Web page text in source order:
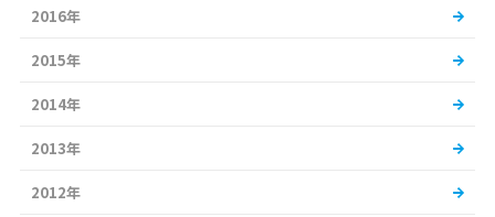
2016年
2015年
2014年
2013年
2012年